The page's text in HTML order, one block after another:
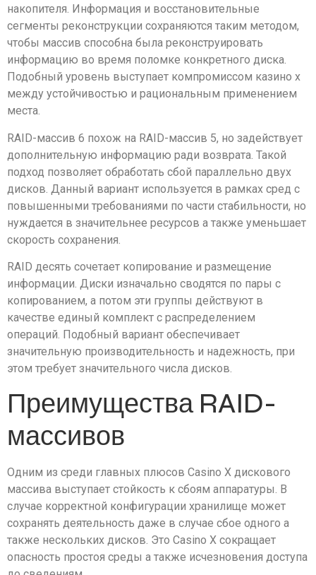
накопителя. Информация и восстановительные
сегменты реконструкции сохраняются таким методом,
чтобы массив способна была реконструировать
информацию во время поломке конкретного диска.
Подобный уровень выступает компромиссом казино х
между устойчивостью и рациональным применением
места.
RAID-массив 6 похож на RAID-массив 5, но задействует
дополнительную информацию ради возврата. Такой
подход позволяет обработать сбой параллельно двух
дисков. Данный вариант используется в рамках сред с
повышенными требованиями по части стабильности, но
нуждается в значительнее ресурсов а также уменьшает
скорость сохранения.
RAID десять сочетает копирование и размещение
информации. Диски изначально сводятся по пары с
копированием, а потом эти группы действуют в
качестве единый комплект с распределением
операций. Подобный вариант обеспечивает
значительную производительность и надежность, при
этом требует значительного числа дисков.
Преимущества RAID-
массивов
Одним из среди главных плюсов Casino X дискового
массива выступает стойкость к сбоям аппаратуры. В
случае корректной конфигурации хранилище может
сохранять деятельность даже в случае сбое одного а
также нескольких дисков. Это Casino X сокращает
опасность простоя среды а также исчезновения доступа